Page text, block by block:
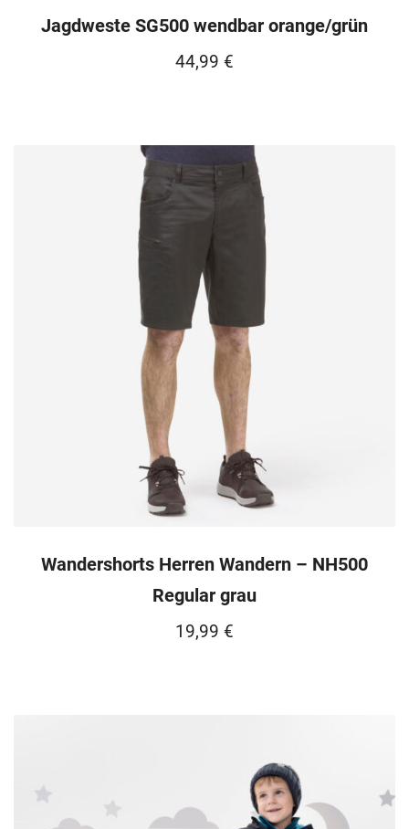
Jagdweste SG500 wendbar orange/grün
44,99 €
Wandershorts Herren Wandern – NH500
Regular grau
19,99 €